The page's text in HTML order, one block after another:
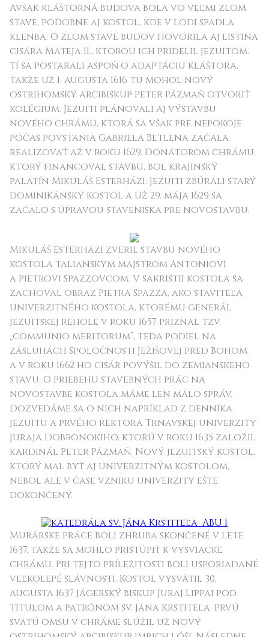
Avšak kláštorná budova bola vo veľmi zlom
stave, podobne aj kostol, kde v lodi spadla
klenba. O zlom stave budov hovorila aj listina
cisára Mateja II., ktorou ich pridelil jezuitom.
Tí sa postarali aspoň o adaptáciu kláštora,
takže už 1. augusta 1616 tu mohol nový
ostrihomský arcibiskup Peter Pázmaň otvoriť
kolégium. Jezuiti plánovali aj výstavbu
nového chrámu, ktorá sa však pre nepokoje
počas povstania Gabriela Betlena začala
realizovať až v roku 1629. Donátorom chrámu,
ktorý financoval stavbu, bol krajinský
palatín Mikuláš Esterházi. Jezuiti zbúrali starý
dominikánsky kostol a už 29. mája 1629 sa
začalo s úpravou staveniska pre novostavbu.
Mikuláš Esterházi zveril stavbu nového
kostola talianskym majstrom Antoniovi
a Pietrovi Spazzovcom. V sakristii kostola sa
zachoval obraz Pietra Spazza, ako staviteľa
univerzitného kostola, ktorému generál
jezuitskej rehole v roku 1657 priznal tzv.
„communio meritorum“, teda podiel na
zásluhách Spoločnosti Ježišovej pred Bohom
a v roku 1662 ho cisár povýšil do zemianskeho
stavu. O priebehu stavebných prác na
novostavbe kostola máme len málo správ.
Dozvedáme sa o nich napríklad z denníka
jezuitu a prvého rektora Trnavskej univerzity
Juraja Dobronokiho, ktorú v roku 1635 založil
kardinál Peter Pázmaň. Nový jezuitský kostol,
ktorý mal byť aj univerzitným kostolom,
nebol ale v čase vzniku univerzity ešte
dokončený.
Murárske práce boli zhruba skončené v lete
1637, takže sa mohlo pristúpiť k vysviacke
chrámu. Pri tejto príležitosti boli usporiadané
veľkolepé slávnosti. Kostol vysvätil 30.
augusta 1637 jágerský biskup Juraj Lippai pod
titulom a patrónom sv. Jána Krstiteľa. Prvú
svätú omšu v chráme slúžil už nový